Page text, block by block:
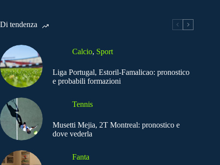
Di tendenza
Calcio, Sport
Liga Portugal, Estoril-Famalicao: pronostico
e probabili formazioni
Tennis
Musetti Mejia, 2T Montreal: pronostico e
dove vederla
Fanta